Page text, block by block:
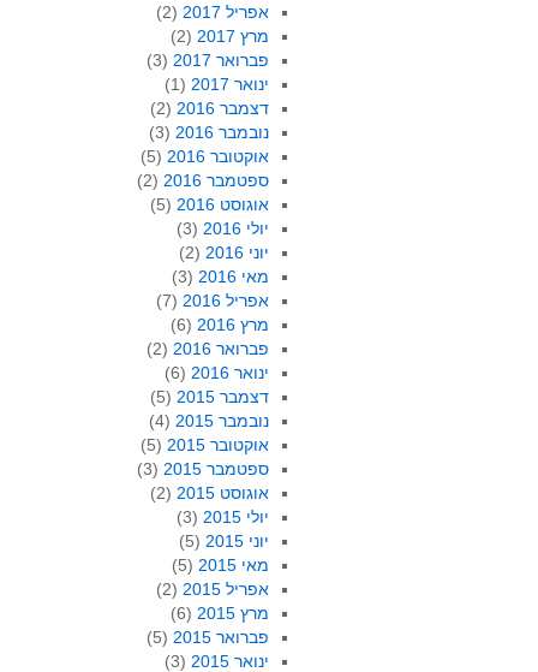
אפריל 2017
(2)
מרץ 2017
(2)
פברואר 2017
(3)
ינואר 2017
(1)
דצמבר 2016
(2)
נובמבר 2016
(3)
אוקטובר 2016
(5)
ספטמבר 2016
(2)
אוגוסט 2016
(5)
יולי 2016
(3)
יוני 2016
(2)
מאי 2016
(3)
אפריל 2016
(7)
מרץ 2016
(6)
פברואר 2016
(2)
ינואר 2016
(6)
דצמבר 2015
(5)
נובמבר 2015
(4)
אוקטובר 2015
(5)
ספטמבר 2015
(3)
אוגוסט 2015
(2)
יולי 2015
(3)
יוני 2015
(5)
מאי 2015
(5)
אפריל 2015
(2)
מרץ 2015
(6)
פברואר 2015
(5)
ינואר 2015
(3)